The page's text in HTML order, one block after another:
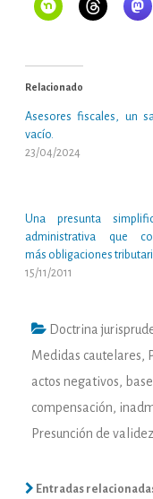
Relacionado
Asesores fiscales, un
vacío.
23/04/2024
Una presunta
administrativa que
más obligaciones
15/11/2011
Doctrina
Medidas cautelares,
actos negativos,
compensación,
Presunción de validez
Entradas